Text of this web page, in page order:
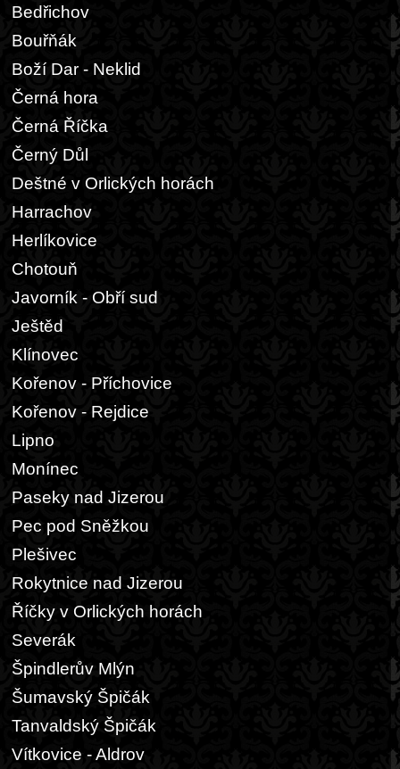
Bedřichov
Bouřňák
Boží Dar - Neklid
Černá hora
Černá Říčka
Černý Důl
Deštné v Orlických horách
Harrachov
Herlíkovice
Chotouň
Javorník - Obří sud
Ještěd
Klínovec
Kořenov - Příchovice
Kořenov - Rejdice
Lipno
Monínec
Paseky nad Jizerou
Pec pod Sněžkou
Plešivec
Rokytnice nad Jizerou
Říčky v Orlických horách
Severák
Špindlerův Mlýn
Šumavský Špičák
Tanvaldský Špičák
Vítkovice - Aldrov